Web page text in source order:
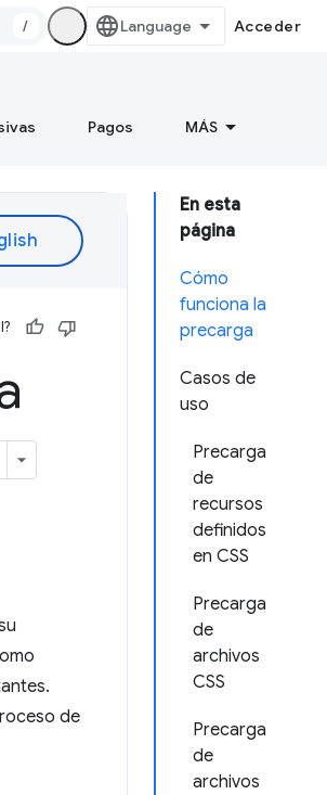
/ Acceder
Pagos MÁS
En esta
página
Cómo
funciona la
precarga
Casos de
uso
Precarga
de
recursos
definidos
en CSS
Precarga
de
archivos
CSS
Precarga
de
archivos
de